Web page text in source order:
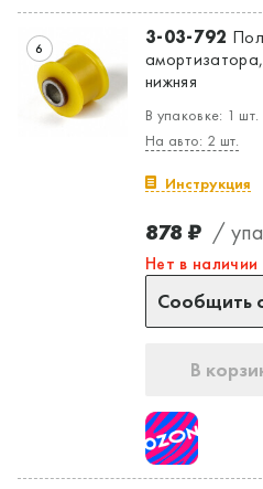
6 3-03-792
нижняя
В упаковке: 1 шт.
На авто: 2 шт.
Инструкция
878 ₽ /
Нет в наличии
Сообщить
В